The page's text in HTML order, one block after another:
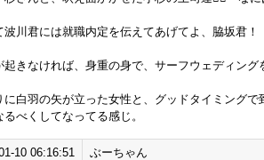
波川君には就職内定を伝えてあげてよ、脇坂君！
起きなければ、身重の身で、サーフウェディン
に白羽の矢が立った女性と、グッドタイミング
るべくしてなってる感じ。
10 06:16:51 ぶーちゃん